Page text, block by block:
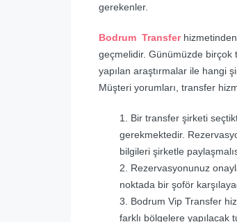
gerekenler.
Bodrum Transfer
geçmelidir. Günümüzde birçok
yapılan araştırmalar ile hangi
Müşteri yorumları, transfer
Bir transfer şirketi
gerekmektedir.
bilgileri şirketle
Rezervasyonunuz
noktada bir şoför
Bodrum Vip Transfer
farklı bölgelere